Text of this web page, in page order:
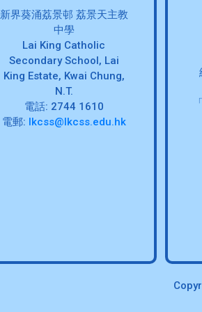
新界葵涌荔景邨 荔景天主教
中學
Lai King Catholic
Secondary School, Lai
King Estate, Kwai Chung,
N.T.
電話: 2744 1610
電郵:
lkcss@lkcss.edu.hk